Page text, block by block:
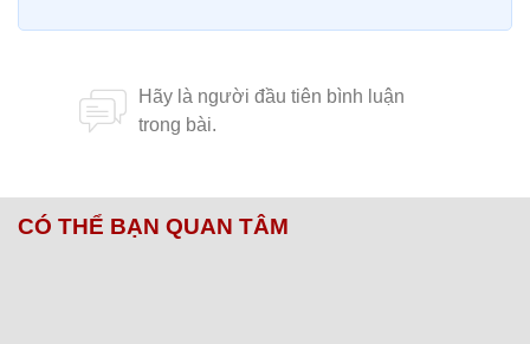
CÓ THỂ BẠN QUAN TÂM